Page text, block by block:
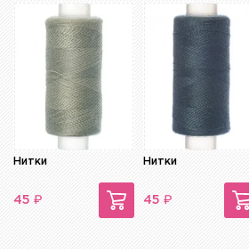
Нитки
45 ₽
Нитки
45 ₽